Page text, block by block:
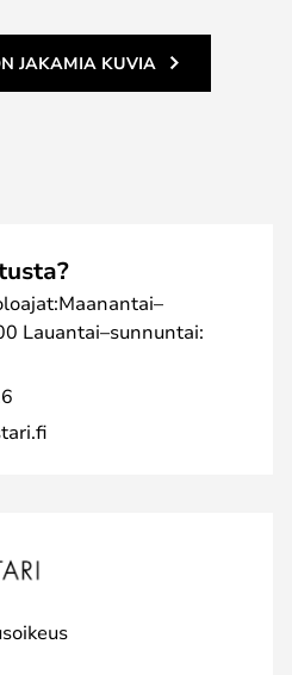
JAKAMIA KUVIA
Lauantai–sunnuntai: